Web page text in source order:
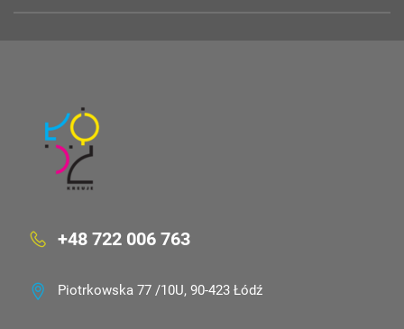
+48 722 006 763
Piotrkowska 77 /10U, 90-423 Łódź